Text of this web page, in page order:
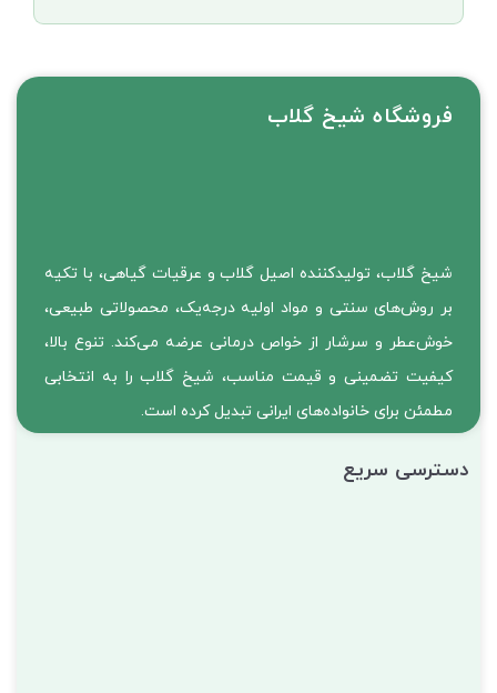
فروشگاه شیخ گلاب
شیخ گلاب، تولیدکننده اصیل گلاب و عرقیات گیاهی، با تکیه
بر روش‌های سنتی و مواد اولیه درجه‌یک، محصولاتی طبیعی،
خوش‌عطر و سرشار از خواص درمانی عرضه می‌کند. تنوع بالا،
کیفیت تضمینی و قیمت مناسب، شیخ گلاب را به انتخابی
مطمئن برای خانواده‌های ایرانی تبدیل کرده است.
دسترسی سریع